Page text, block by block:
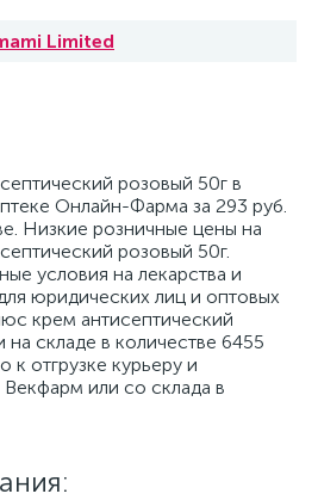
Limited
розовый 50г в
Онлайн-Фарма за 293 руб.
Низкие розничные цены на
розовый 50г.
условия на лекарства и
юридических лиц и оптовых
крем антисептический
на складе в количестве 6455
к отгрузке курьеру и
или со склада в